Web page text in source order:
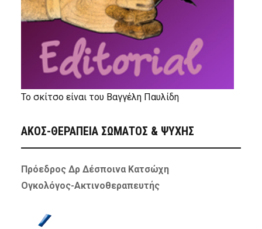
Το σκίτσο είναι του Βαγγέλη Παυλίδη
ΑΚΟΣ-ΘΕΡΑΠΕΙΑ ΣΩΜΑΤΟΣ & ΨΥΧΗΣ
Πρόεδρος Δρ Δέσποινα Κατσώχη
Ογκολόγος-Ακτινοθεραπευτής